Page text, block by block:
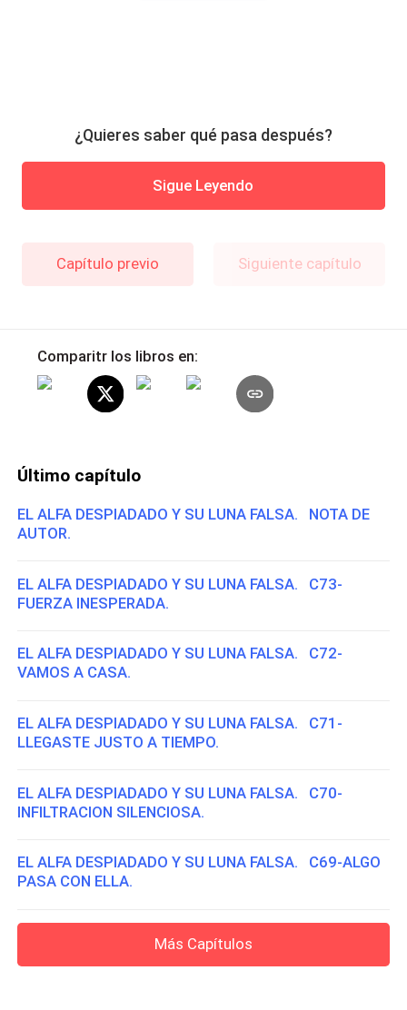
¿Quieres saber qué pasa después?
Sigue Leyendo
Capítulo previo Siguiente capítulo
Comparitr los libros en:
Último capítulo
EL ALFA DESPIADADO Y SU LUNA FALSA. NOTA DE
AUTOR.
EL ALFA DESPIADADO Y SU LUNA FALSA. C73-
FUERZA INESPERADA.
EL ALFA DESPIADADO Y SU LUNA FALSA. C72-
VAMOS A CASA.
EL ALFA DESPIADADO Y SU LUNA FALSA. C71-
LLEGASTE JUSTO A TIEMPO.
EL ALFA DESPIADADO Y SU LUNA FALSA. C70-
INFILTRACION SILENCIOSA.
EL ALFA DESPIADADO Y SU LUNA FALSA. C69-ALGO
PASA CON ELLA.
Más Capítulos